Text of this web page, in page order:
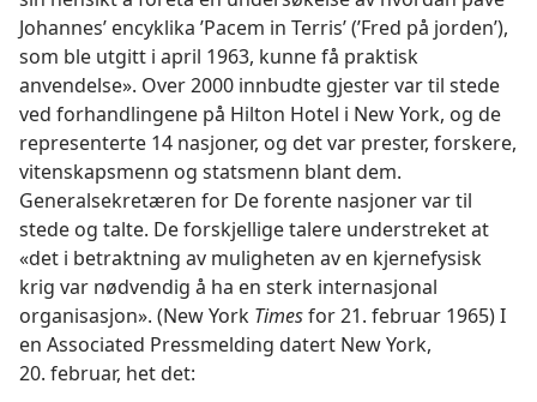
Johannes’ encyklika ’Pacem in Terris’ (’Fred på jorden’),
som ble utgitt i april 1963, kunne få praktisk
anvendelse». Over 2000 innbudte gjester var til stede
ved forhandlingene på Hilton Hotel i New York, og de
representerte 14 nasjoner, og det var prester, forskere,
vitenskapsmenn og statsmenn blant dem.
Generalsekretæren for De forente nasjoner var til
stede og talte. De forskjellige talere understreket at
«det i betraktning av muligheten av en kjernefysisk
krig var nødvendig å ha en sterk internasjonal
organisasjon». (New York Timesfor 21. februar 1965) I
en Associated Pressmelding datert New York,
20. februar, het det: